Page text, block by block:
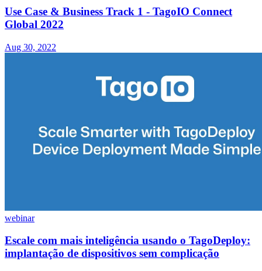
Use Case & Business Track 1 - TagoIO Connect
Global 2022
Aug 30, 2022
webinar
Escale com mais inteligência usando o TagoDeploy:
implantação de dispositivos sem complicação